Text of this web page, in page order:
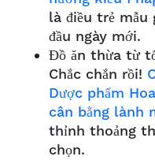
là điều trẻ mẫu
đầu ngày mới.
Đồ ăn thừa từ
Chắc chắn rồi!
Dược phẩm
cân bằng lành
thỉnh thoảng
chọn.